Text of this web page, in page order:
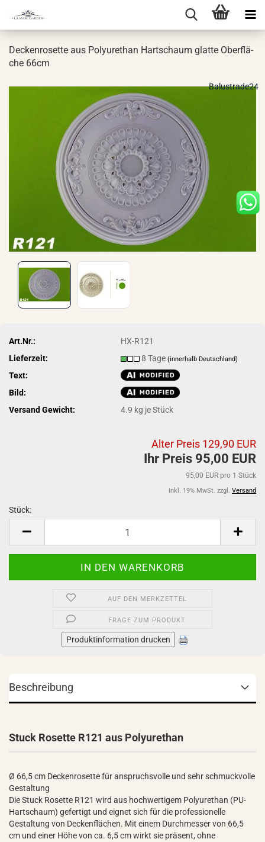
De­cken­ro­set­te aus Po­ly­ure­than Hart­schaum glat­te Ober­flä­
che 66cm
Balustrade24
Art.Nr.:
HX-R121
Lieferzeit:
8 Tage(innerhalb Deutschland)
Text:
Bild:
Versand Gewicht:
4.9 kg je Stück
Alter Preis 129,90 EUR
Ihr Preis 95,00 EUR
95,00 EUR pro 1 Stück
inkl. 19% MwSt. zzgl. Versand
Stück:
AUF DEN MERKZETTEL
FRAGE ZUM PRODUKT
Produktinformation drucken
Beschreibung
Stuck Rosette R121 aus Polyurethan
Ø 66,5 cm Deckenrosette für anspruchsvolle und sehr schmuckvolle
Gestaltung
Die Stuck Rosette R121 wird aus hochwertigem Polyurethan (PU-
Hartschaum) gefertigt und eignet sich für die professionelle
Gestaltung von Deckenflächen. Mit einem Durchmesser von 66,5
cm und einer Höhe von ca. 6,5 cm wirkt sie präsent, ohne